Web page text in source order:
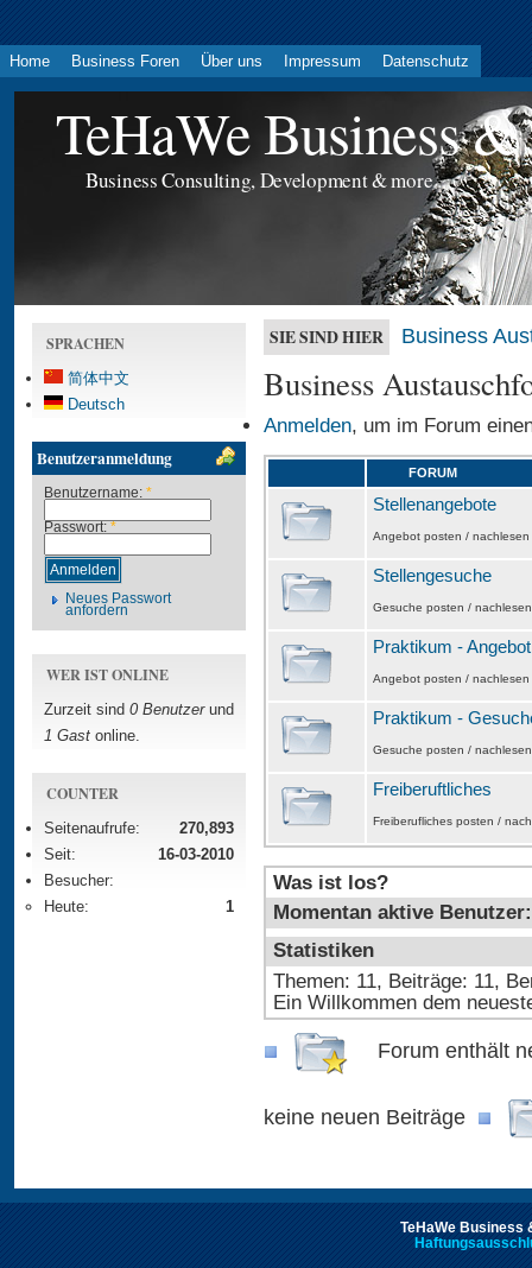
Home Business Foren Über uns Impressum Datenschutz
TeHaWe Business
Business Consulting, Development & more...
SPRACHEN
简体中文
Deutsch
Benutzeranmeldung
Benutzername: *
Passwort: *
Neues Passwort
anfordern
WER IST ONLINE
Zurzeit sind 0 Benutzerund
1 Gast online.
COUNTER
Seitenaufrufe:
270,893
Seit:
16-03-2010
Besucher:
Heute:
1
SIE SIND HIER Business
Business
Anmelden, um im Forum
FORUM
Stellenangebote
Angebot posten / nachlesen
Stellengesuche
Gesuche posten / nachlesen
Praktikum - Angebot
Angebot posten / nachlesen
Praktikum -
Gesuche posten / nachlesen
Freiberuftliches
Freiberufliches posten /
Was ist los?
Momentan aktive
Statistiken
Themen: 11, Beiträge: 11,
Ein Willkommen dem
Forum enthält
keine neuen Beiträge
TeHaWe Business